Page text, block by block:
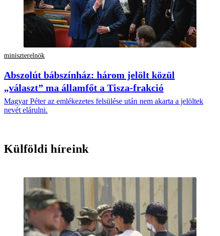
miniszterelnök
Abszolút bábszínház: három jelölt közül
„választ” ma államfőt a Tisza-frakció
Magyar Péter az emlékezetes felsülése után nem akarta a jelöltek
nevét elárulni.
Külföldi híreink